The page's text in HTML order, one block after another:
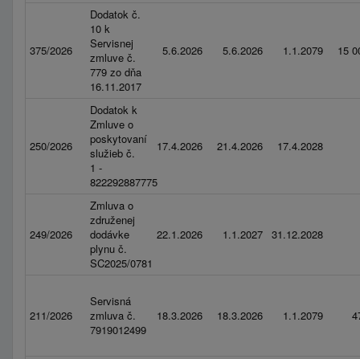
375/2026
Dodatok č.
10 k
Servisnej
zmluve č.
779 zo dňa
16.11.2017
5.6.2026 5.6.2026 1.1.2079 15
250/2026
Dodatok k
Zmluve o
poskytovaní
služieb č.
1 -
822292887775
17.4.2026 21.4.2026 17.4.2028
249/2026
Zmluva o
združenej
dodávke
plynu č.
SC2025/0781
22.1.2026 1.1.2027 31.12.2028
211/2026
Servisná
zmluva č.
7919012499
18.3.2026 18.3.2026 1.1.2079